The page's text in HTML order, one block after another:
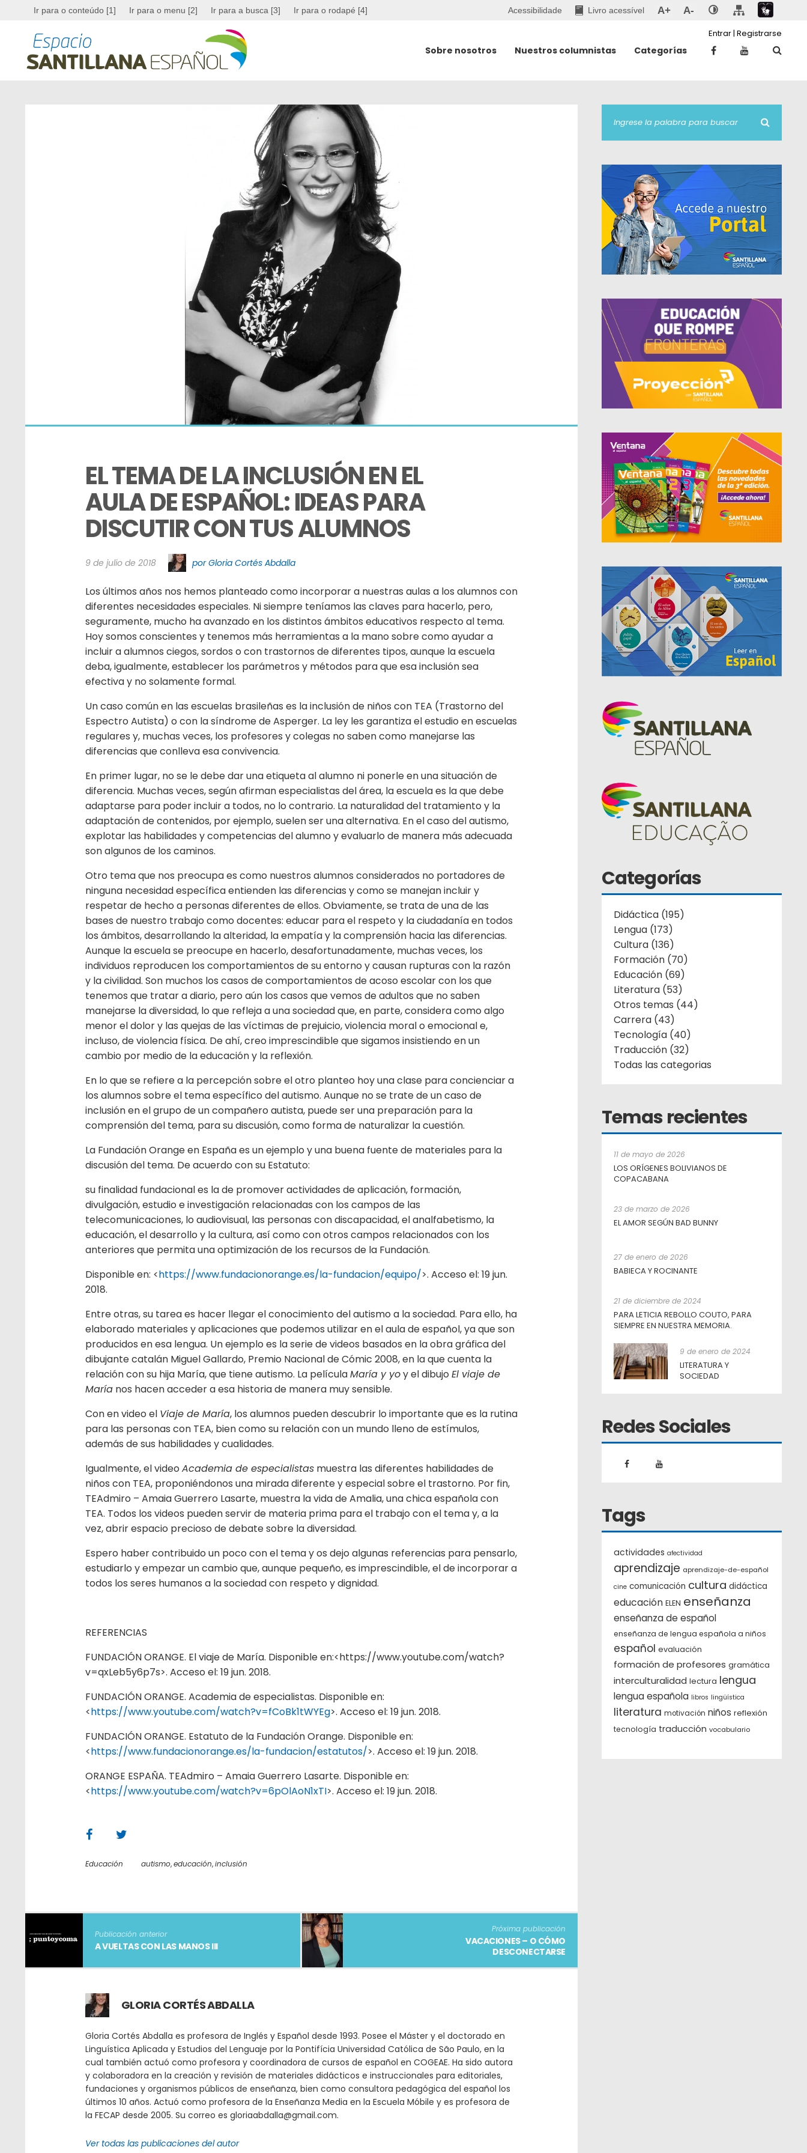
Ir para o conteúdo [1] Ir para o menu [2] Ir para a busca [3] Ir para o rodapé [4] Acessibilidade Livro acessível A+ A-
Sobre nosotros Nuestros columnistas Categorías
Entrar| Registrarse
EL TEMA DE LA INCLUSIÓN EN EL
AULA DE ESPAÑOL: IDEAS PARA
DISCUTIR CON TUS ALUMNOS
9 de julio de 2018 por Gloria Cortés Abdalla
Los últimos años nos hemos planteado como incorporar a nuestras aulas a los alumnos con
diferentes necesidades especiales. Ni siempre teníamos las claves para hacerlo, pero,
seguramente, mucho ha avanzado en los distintos ámbitos educativos respecto al tema.
Hoy somos conscientes y tenemos más herramientas a la mano sobre como ayudar a
incluir a alumnos ciegos, sordos o con trastornos de diferentes tipos, aunque la escuela
deba, igualmente, establecer los parámetros y métodos para que esa inclusión sea
efectiva y no solamente formal.
Un caso común en las escuelas brasileñas es la inclusión de niños con TEA (Trastorno del
Espectro Autista) o con la síndrome de Asperger. La ley les garantiza el estudio en escuelas
regulares y, muchas veces, los profesores y colegas no saben como manejarse las
diferencias que conlleva esa convivencia.
En primer lugar, no se le debe dar una etiqueta al alumno ni ponerle en una situación de
diferencia. Muchas veces, según afirman especialistas del área, la escuela es la que debe
adaptarse para poder incluir a todos, no lo contrario. La naturalidad del tratamiento y la
adaptación de contenidos, por ejemplo, suelen ser una alternativa. En el caso del autismo,
explotar las habilidades y competencias del alumno y evaluarlo de manera más adecuada
son algunos de los caminos.
Otro tema que nos preocupa es como nuestros alumnos considerados no portadores de
ninguna necesidad específica entienden las diferencias y como se manejan incluir y
respetar de hecho a personas diferentes de ellos. Obviamente, se trata de una de las
bases de nuestro trabajo como docentes: educar para el respeto y la ciudadanía en todos
los ámbitos, desarrollando la alteridad, la empatía y la comprensión hacia las diferencias.
Aunque la escuela se preocupe en hacerlo, desafortunadamente, muchas veces, los
individuos reproducen los comportamientos de su entorno y causan rupturas con la razón
y la civilidad. Son muchos los casos de comportamientos de acoso escolar con los que
tenemos que tratar a diario, pero aún los casos que vemos de adultos que no saben
manejarse la diversidad, lo que refleja a una sociedad que, en parte, considera como algo
menor el dolor y las quejas de las víctimas de prejuicio, violencia moral o emocional e,
incluso, de violencia física. De ahí, creo imprescindible que sigamos insistiendo en un
cambio por medio de la educación y la reflexión.
En lo que se refiere a la percepción sobre el otro planteo hoy una clase para concienciar a
los alumnos sobre el tema específico del autismo. Aunque no se trate de un caso de
inclusión en el grupo de un compañero autista, puede ser una preparación para la
comprensión del tema, para su discusión, como forma de naturalizar la cuestión.
La Fundación Orange en España es un ejemplo y una buena fuente de materiales para la
discusión del tema. De acuerdo con su Estatuto:
su finalidad fundacional es la de promover actividades de aplicación, formación,
divulgación, estudio e investigación relacionadas con los campos de las
telecomunicaciones, lo audiovisual, las personas con discapacidad, el analfabetismo, la
educación, el desarrollo y la cultura, así como con otros campos relacionados con los
anteriores que permita una optimización de los recursos de la Fundación.
Disponible en: <https://www.fundacionorange.es/la-fundacion/equipo/>. Acceso el: 19 jun.
2018.
Entre otras, su tarea es hacer llegar el conocimiento del autismo a la sociedad. Para ello, ha
elaborado materiales y aplicaciones que podemos utilizar en el aula de español, ya que son
producidos en esa lengua. Un ejemplo es la serie de videos basados en la obra gráfica del
dibujante catalán Miguel Gallardo, Premio Nacional de Cómic 2008, en la que cuenta la
relación con su hija María, que tiene autismo. La películaMaría y yoy el dibujo El viaje de
María nos hacen acceder a esa historia de manera muy sensible.
Con en video el Viaje de María, los alumnos pueden descubrir lo importante que es la rutina
para las personas con TEA, bien como su relación con un mundo lleno de estímulos,
además de sus habilidades y cualidades.
Igualmente, el video Academia de especialistas muestra las diferentes habilidades de
niños con TEA, proponiéndonos una mirada diferente y especial sobre el trastorno. Por fin,
TEAdmiro – Amaia Guerrero Lasarte, muestra la vida de Amalia, una chica española con
TEA. Todos los videos pueden servir de materia prima para el trabajo con el tema y, a la
vez, abrir espacio precioso de debate sobre la diversidad.
Espero haber contribuido un poco con el tema y os dejo algunas referencias para pensarlo,
estudiarlo y empezar un cambio que, aunque pequeño, es imprescindible, el de incorporar a
todos los seres humanos a la sociedad con respeto y dignidad.
REFERENCIAS
FUNDACIÓN ORANGE. El viaje de María. Disponible en:<https://www.youtube.com/watch?
v=qxLeb5y6p7s>. Acceso el: 19 jun. 2018.
FUNDACIÓN ORANGE. Academia de especialistas. Disponible en:
<https://www.youtube.com/watch?v=fCoBk1tWYEg>. Acceso el: 19 jun. 2018.
FUNDACIÓN ORANGE. Estatuto de la Fundación Orange. Disponible en:
<https://www.fundacionorange.es/la-fundacion/estatutos/>. Acceso el: 19 jun. 2018.
ORANGE ESPAÑA. TEAdmiro – Amaia Guerrero Lasarte. Disponible en:
<https://www.youtube.com/watch?v=6pOlAoN1xTI>. Acceso el: 19 jun. 2018.
Educación autismo,educación,inclusión
Publicación anterior
A VUELTAS CON LAS MANOS III
Próxima publicación
VACACIONES – O CÓMO
DESCONECTARSE
GLORIA CORTÉS ABDALLA
Gloria Cortés Abdalla es profesora de Inglés y Español desde 1993. Posee el Máster y el doctorado en
Linguística Aplicada y Estudios del Lenguaje por la Pontifícia Universidad Católica de São Paulo, en la
cual también actuó como profesora y coordinadora de cursos de español en COGEAE. Ha sido autora
y colaboradora en la creación y revisión de materiales didácticos e instruccionales para editoriales,
fundaciones y organismos públicos de enseñanza, bien como consultora pedagógica del español los
últimos 10 años. Actuó como profesora de la Enseñanza Media en la Escuela Móbile y es profesora de
la FECAP desde 2005. Su correo es gloriaabdalla@gmail.com.
Ver todas las publicaciones del autor
Categorías
Didáctica (195)
Lengua (173)
Cultura (136)
Formación (70)
Educación (69)
Literatura (53)
Otros temas (44)
Carrera (43)
Tecnología (40)
Traducción (32)
Todas las categorias
Temas recientes
11 de mayo de 2026
LOS ORÍGENES BOLIVIANOS DE
COPACABANA
23 de marzo de 2026
EL AMOR SEGÚN BAD BUNNY
27 de enero de 2026
BABIECA Y ROCINANTE
21 de diciembre de 2024
PARA LETICIA REBOLLO COUTO, PARA
SIEMPRE EN NUESTRA MEMORIA.
9 de enero de 2024
LITERATURA Y
SOCIEDAD
Redes Sociales
Tags
actividades afectividad
aprendizaje aprendizaje-de-español
cine comunicación cultura didáctica
educación ELEN enseñanza
enseñanza de español
enseñanza de lengua española a niños
español evaluación
formación de profesores gramática
interculturalidad lectura lengua
lengua española libros lingüística
literatura motivación niños reflexión
tecnología traducción vocabulario